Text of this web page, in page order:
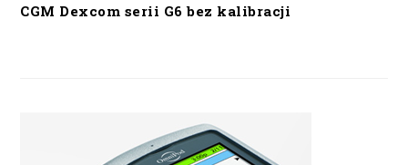
CGM Dexcom serii G6 bez kalibracji